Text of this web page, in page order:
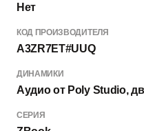
Нет
КОД ПРОИЗВОДИТЕЛЯ
A3ZR7ET#UUQ
ДИНАМИКИ
Аудио от Poly Studio,
СЕРИЯ